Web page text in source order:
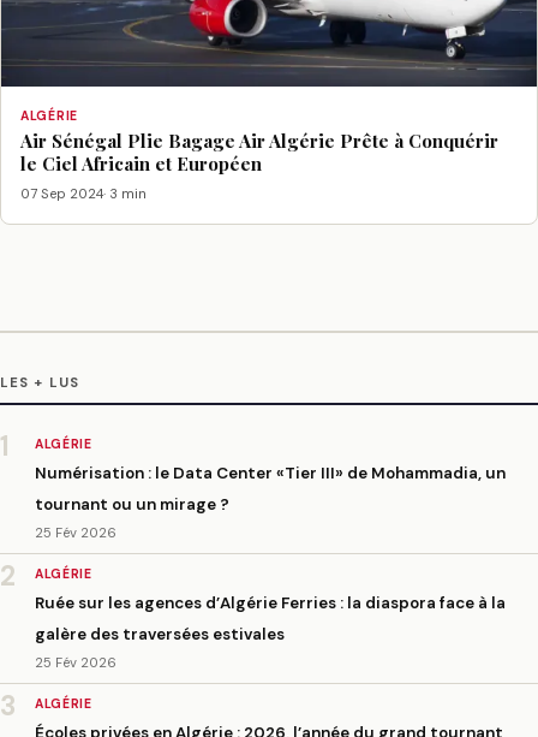
ALGÉRIE
Air Sénégal Plie Bagage Air Algérie Prête à Conquérir
le Ciel Africain et Européen
07 Sep 2024· 3 min
LES + LUS
1 ALGÉRIE
Numérisation : le Data Center «Tier III» de Mohammadia, un
tournant ou un mirage ?
25 Fév 2026
2 ALGÉRIE
Ruée sur les agences d’Algérie Ferries : la diaspora face à la
galère des traversées estivales
25 Fév 2026
3 ALGÉRIE
Écoles privées en Algérie : 2026, l’année du grand tournant